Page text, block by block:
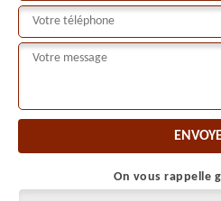
On vous rappelle